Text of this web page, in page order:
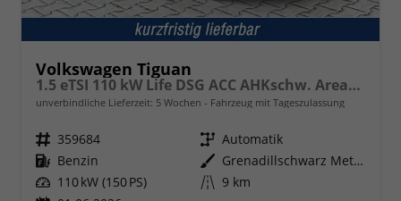
Volkswagen Tiguan
1.5 eTSI 110 kW Life DSG ACC AHKschw. AreaView
unverbindliche Lieferzeit: 5 Wochen Fahrzeug mit Tageszulassung
Fahrzeugnr. 359684 Getriebe Automatik
Kraftstoff Benzin Außenfarbe
Grenadillschwarz Metallic
Leistung 110 kW (150 PS) Kilometerstand 9 km